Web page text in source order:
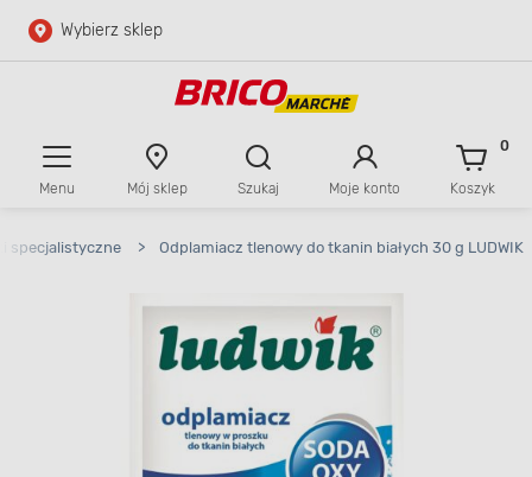
Przejdź do głównej zawartości
Wybierz sklep
Menu Mój sklep Szukaj Moje konto Koszyk
0
specjalistyczne > Odplamiacz tlenowy do tkanin białych 30 g LUDWIK